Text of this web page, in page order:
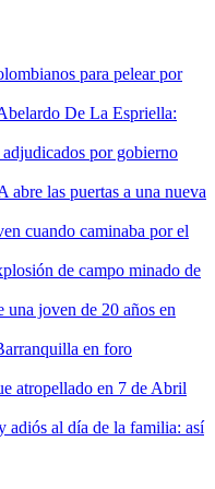
para pelear por
De La Espriella:
por gobierno
las puertas a una nueva
cuando caminaba por el
de campo minado de
joven de 20 años en
en foro
atropellado en 7 de Abril
adiós al día de la familia: así